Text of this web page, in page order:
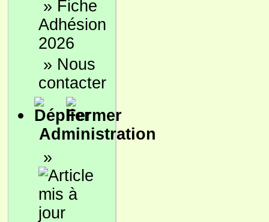
» Fiche
Adhésion
2026
» Nous
contacter
Administration
»